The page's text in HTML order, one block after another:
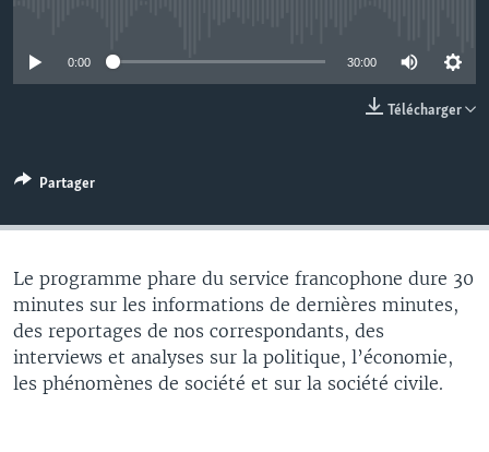
0:00 30:00
Télécharger
Partager
Le programme phare du service francophone dure 30
minutes sur les informations de dernières minutes,
des reportages de nos correspondants, des
interviews et analyses sur la politique, l’économie,
les phénomènes de société et sur la société civile.